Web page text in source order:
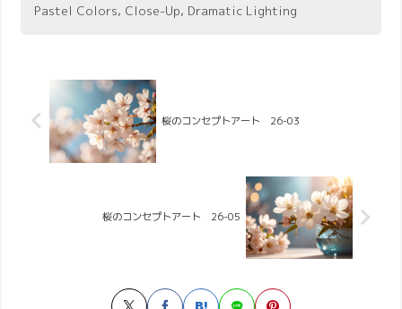
Pastel Colors, Close-Up, Dramatic Lighting
桜のコンセプトアート 26-03
桜のコンセプトアート 26-05